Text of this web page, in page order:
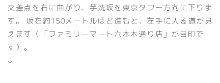
交差点を右に曲がり、芋洗坂を東京タワー方向に下りま
す。 坂を約150メートルほど進むと、左手に入る道が見
えます（「ファミリーマート六本木通り店」が目印で
す）。
↓